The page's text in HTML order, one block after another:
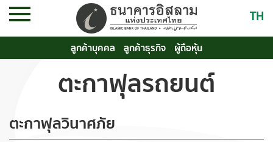
TH
ลูกค้าบุคคล ลูกค้าธุรกิจ ผู้ถือหุ้น
ตะกาฟุลรถยนต์
ตะกาฟุลวินาศภัย